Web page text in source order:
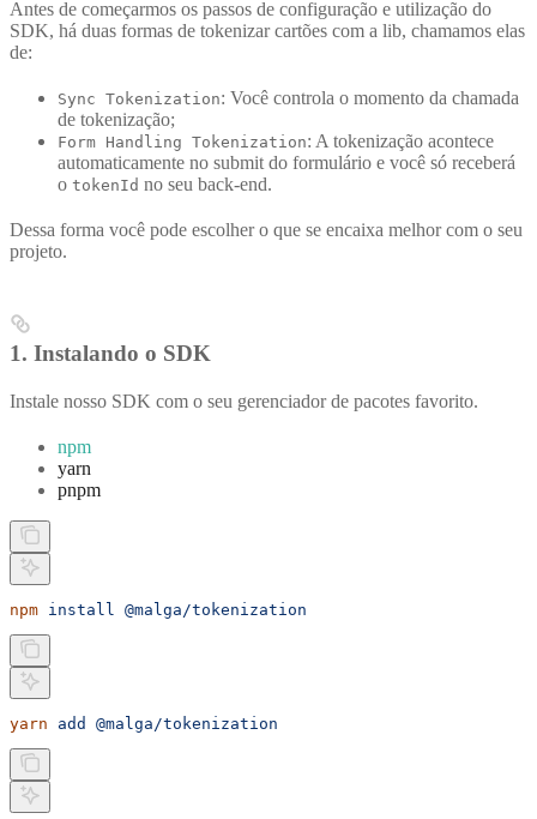
Antes de começarmos os passos de configuração e utilização do
SDK, há duas formas de tokenizar cartões com a lib, chamamos elas
de:
Sync Tokenization: Você controla o momento da chamada
de tokenização;
Form Handling Tokenization: A tokenização acontece
automaticamente no submit do formulário e você só receberá
o tokenId no seu back-end.
Dessa forma você pode escolher o que se encaixa melhor com o seu
projeto.
1. Instalando o SDK
Instale nosso SDK com o seu gerenciador de pacotes favorito.
npm
yarn
pnpm
npm install @malga/tokenization
yarn add @malga/tokenization